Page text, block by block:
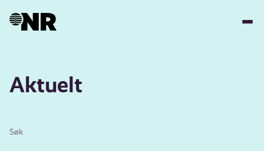
Aktuelt
Søk